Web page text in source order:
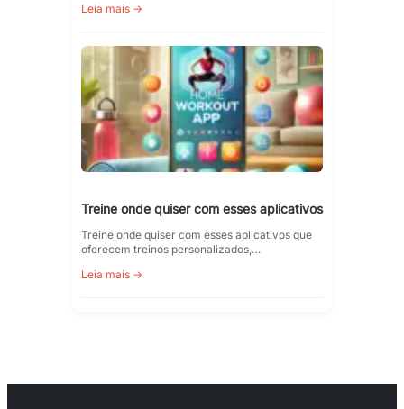
Leia mais →
Treine onde quiser com esses aplicativos
Treine onde quiser com esses aplicativos que
oferecem treinos personalizados,…
Leia mais →